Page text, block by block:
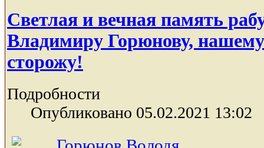
Светлая и вечная память
Владимиру Горюнову,
сторожу!
Подробности
Опубликовано 05.02.2021 13:02